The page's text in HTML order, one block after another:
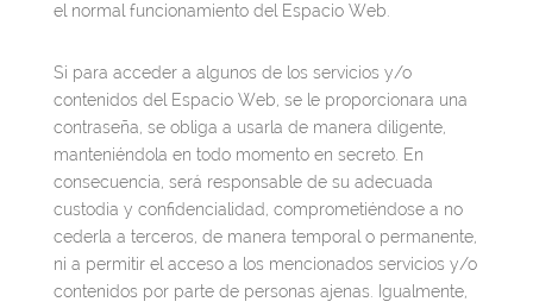
el normal funcionamiento del Espacio Web.
Si para acceder a algunos de los servicios y/o
contenidos del Espacio Web, se le proporcionara una
contraseña, se obliga a usarla de manera diligente,
manteniéndola en todo momento en secreto. En
consecuencia, será responsable de su adecuada
custodia y confidencialidad, comprometiéndose a no
cederla a terceros, de manera temporal o permanente,
ni a permitir el acceso a los mencionados servicios y/o
contenidos por parte de personas ajenas. Igualmente,